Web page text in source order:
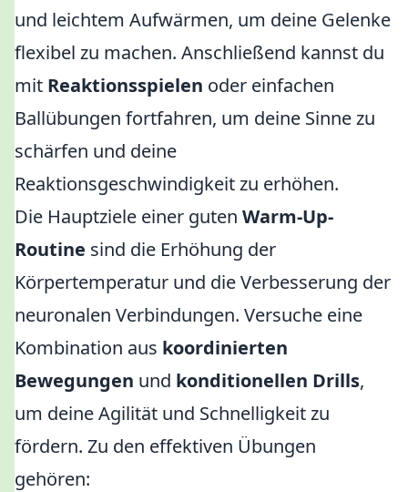
und leichtem Aufwärmen, um deine Gelenke
flexibel zu machen. Anschließend kannst du
mit Reaktionsspielen oder einfachen
Ballübungen fortfahren, um deine Sinne zu
schärfen und deine
Reaktionsgeschwindigkeit zu erhöhen.
Die Hauptziele einer guten Warm-Up-
Routine sind die Erhöhung der
Körpertemperatur und die Verbesserung der
neuronalen Verbindungen. Versuche eine
Kombination aus koordinierten
Bewegungen und konditionellen Drills,
um deine Agilität und Schnelligkeit zu
fördern. Zu den effektiven Übungen
gehören: